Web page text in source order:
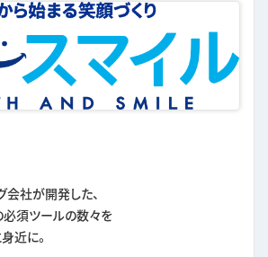
会社が開発した、
須ツールの数々を
近に。